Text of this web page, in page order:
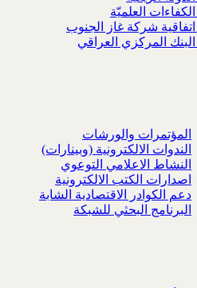
العلميّة
شركة غاز الجنوب
المركزي العراقي
المؤتمرات والورشات
الندوات الالكترونية (وبينارات)
النشاط الاعلامي التوعوي
اصدارات الكتب الالكترونية
دعم الكوادر الاقتصادية الشابة
البرنامج البحثي للشبكة